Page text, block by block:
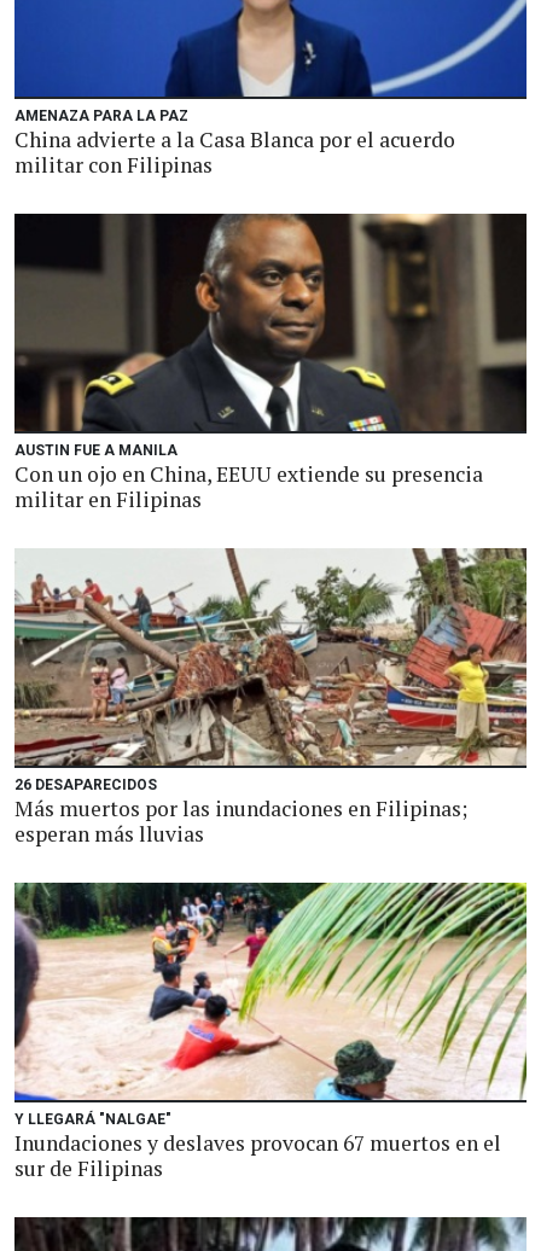
AMENAZA PARA LA PAZ
China advierte a la Casa Blanca por el acuerdo
militar con Filipinas
AUSTIN FUE A MANILA
Con un ojo en China, EEUU extiende su presencia
militar en Filipinas
26 DESAPARECIDOS
Más muertos por las inundaciones en Filipinas;
esperan más lluvias
Y LLEGARÁ "NALGAE"
Inundaciones y deslaves provocan 67 muertos en el
sur de Filipinas